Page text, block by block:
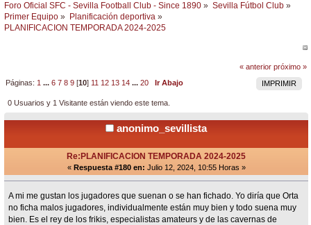
Foro Oficial SFC - Sevilla Football Club - Since 1890 » Sevilla Fútbol Club »
Primer Equipo » Planificación deportiva »
PLANIFICACION TEMPORADA 2024-2025
« anterior próximo »
IMPRIMIR
Páginas: 1 ...6 7 8 9 [10] 11 12 13 14 ...20 Ir Abajo
0 Usuarios y 1 Visitante están viendo este tema.
anonimo_sevillista
Re:PLANIFICACION TEMPORADA 2024-2025
« Respuesta #180 en: Julio 12, 2024, 10:55 Horas »
A mi me gustan los jugadores que suenan o se han fichado. Yo diría que Orta
no ficha malos jugadores, individualmente están muy bien y todo suena muy
bien. Es el rey de los frikis, especialistas amateurs y de las cavernas de